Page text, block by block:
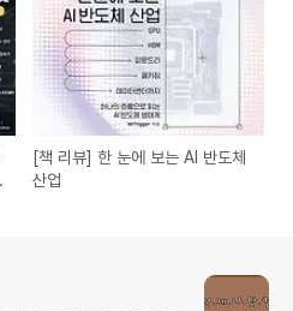
[책 리뷰] 한 눈에 보는 AI 반도체
산업